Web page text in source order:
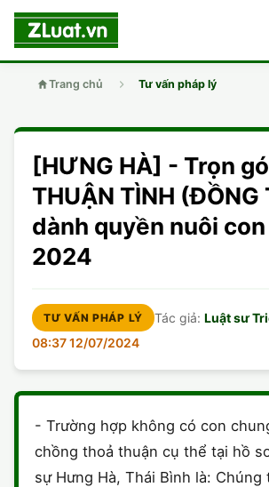
LUẬT SƯ
CHUYÊN VIÊN
TUYỂN DỤNG
DÂN SỰ
DOANH NGHIỆP
GIẤY PHÉP CON
LAO ĐỘNG
DÂN SỰ
DOANH NGHIỆP
ĐẤT ĐAI
HÀNH CHÍNH
DI CHÚC
ĐĂNG KÝ XE
HÀNH CHÍNH
LY HÔN
ĐẤT ĐAI
HÌNH SỰ
Trang chủ Tư vấn pháp lý
[HƯNG HÀ] - Trọn
THUẬN TÌNH (ĐỒNG
dành quyền nuôi
2024
TƯ VẤN PHÁP LÝ Tác giả:Luật sư
08:37 12/07/2024
- Trường hợp không có con
chồng thoả thuận cụ thể tại hồ
sự Hưng Hà, Thái Bình là: Chúng